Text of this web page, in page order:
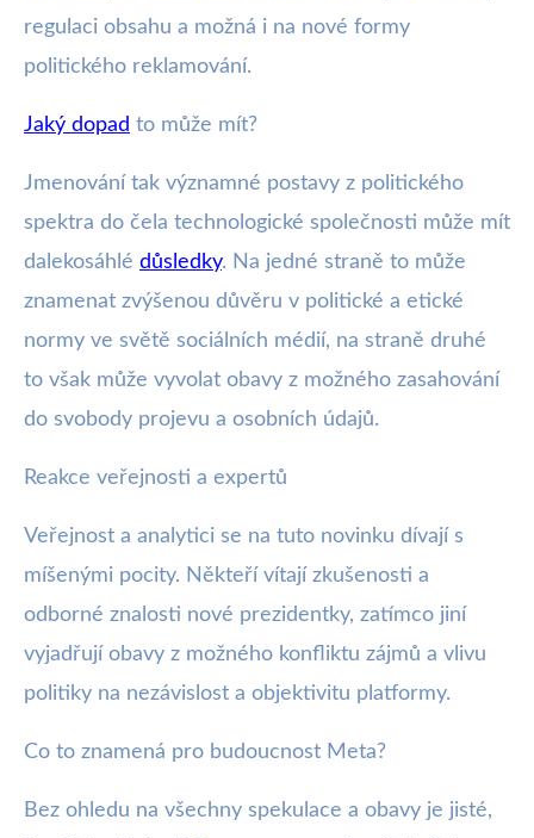
regulaci obsahu a možná i na nové formy
politického reklamování.
Jaký dopad to může mít?
Jmenování tak významné postavy z politického
spektra do čela technologické společnosti může mít
dalekosáhlé důsledky. Na jedné straně to může
znamenat zvýšenou důvěru v politické a etické
normy ve světě sociálních médií, na straně druhé
to však může vyvolat obavy z možného zasahování
do svobody projevu a osobních údajů.
Reakce veřejnosti a expertů
Veřejnost a analytici se na tuto novinku dívají s
míšenými pocity. Někteří vítají zkušenosti a
odborné znalosti nové prezidentky, zatímco jiní
vyjadřují obavy z možného konfliktu zájmů a vlivu
politiky na nezávislost a objektivitu platformy.
Co to znamená pro budoucnost Meta?
Bez ohledu na všechny spekulace a obavy je jisté,